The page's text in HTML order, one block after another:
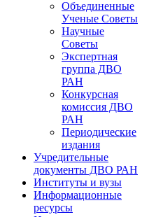
Объединенные
Ученые Советы
Научные
Советы
Экспертная
группа ДВО
РАН
Конкурсная
комиссия ДВО
РАН
Периодические
издания
Учредительные
документы ДВО РАН
Институты и вузы
Информационные
ресурсы